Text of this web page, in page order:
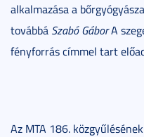
alkalmazása a
továbbá Szabó GáborA
fényforrás címmel tart
Az MTA 186.